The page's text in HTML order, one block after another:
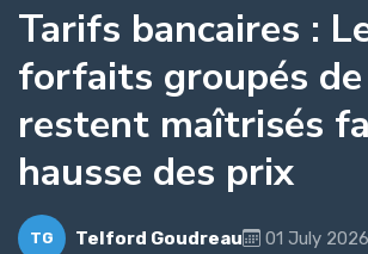
Tarifs bancaires :
forfaits groupés
restent maîtrisés
hausse des prix
TG Telford Goudreau
01 July 2026